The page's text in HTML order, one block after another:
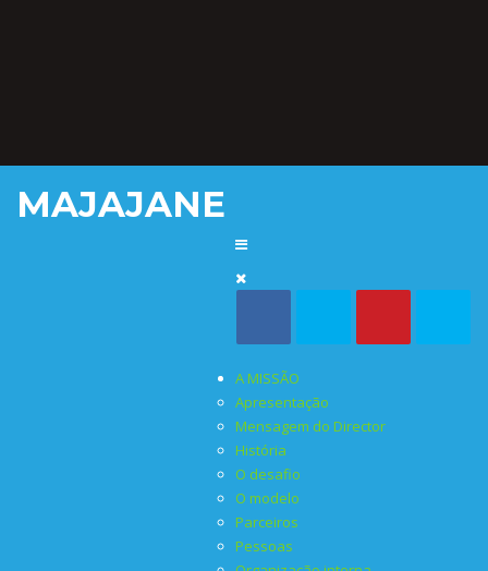
MAJAJANE
A MISSÃO
Apresentação
Mensagem do Director
História
O desafio
O modelo
Parceiros
Pessoas